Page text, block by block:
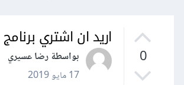
0
اريد ان اشتري
بواسطة رضا عسيري
17 مايو 2019